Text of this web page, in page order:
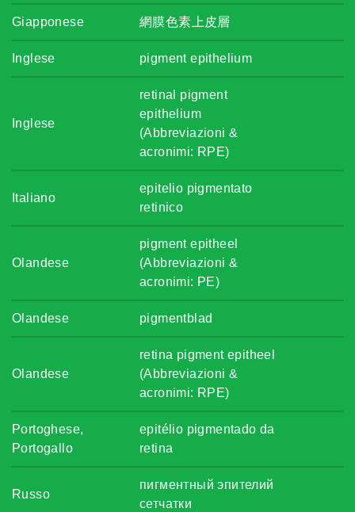
Giapponese 網膜色素上皮層
Inglese pigment epithelium
Inglese
retinal pigment
epithelium
(Abbreviazioni &
acronimi: RPE)
Italiano
epitelio pigmentato
retinico
Olandese
pigment epitheel
(Abbreviazioni &
acronimi: PE)
Olandese pigmentblad
Olandese
retina pigment epitheel
(Abbreviazioni &
acronimi: RPE)
Portoghese,
Portogallo
epitélio pigmentado da
retina
Russo
пигментный эпителий
сетчатки